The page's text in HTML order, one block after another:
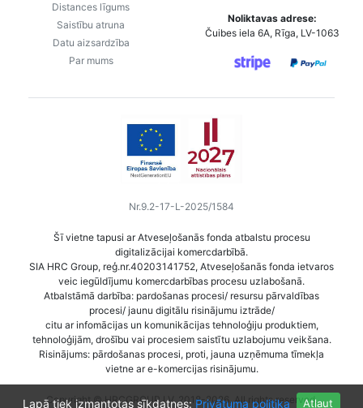
Lapā tiek izmantotas sīkdatnes: Privātuma politika Atļaut
Distances līgums
Saistību atruna
Datu aizsardzība
Par mums
Noliktavas adrese:
Čuibes iela 6A, Rīga, LV-1063
Nr.9.2-17-L-2025/1584
Šī vietne tapusi ar Atveseļošanās fonda atbalstu procesu
digitalizācijai komercdarbībā.
SIA HRC Group, reģ.nr.40203141752, Atveseļošanās fonda ietvaros
veic iegūldījumu komercdarbības procesu uzlabošanā.
Atbalstāmā darbība: pardošanas procesi/ resursu pārvaldības
procesi/ jaunu digitālu risinājumu iztrāde/
citu ar infomācijas un komunikācijas tehnoloģiju produktiem,
tehnoloģijām, drošību vai procesiem saistītu uzlabojumu veikšana.
Risinājums: pārdošanas procesi, proti, jauna uzņēmuma tīmekļa
vietne ar e-komercijas risinājumu.
Copyright © HRCGROUP.LV, 2018-2026. All rights reserved.